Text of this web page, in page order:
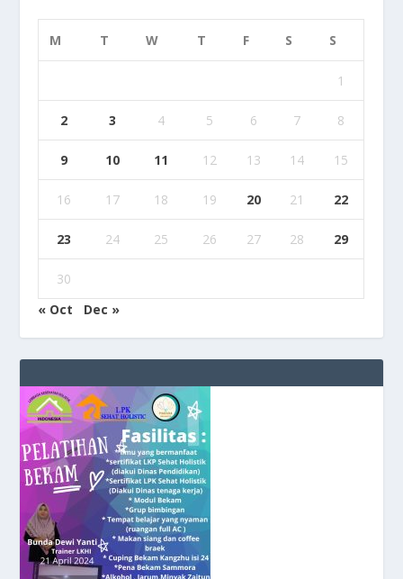
M T W T F S S
1
2 3 4 5 6 7 8
9 10 11 12 13 14 15
16 17 18 19 20 21 22
23 24 25 26 27 28 29
30
« Oct
Dec »